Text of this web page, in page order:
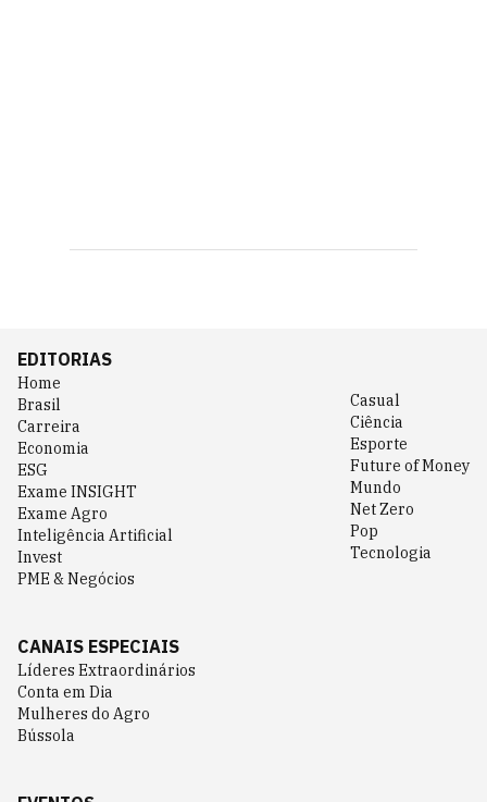
EDITORIAS
Home
Brasil
Carreira
Economia
ESG
Exame INSIGHT
Exame Agro
Inteligência Artificial
Invest
PME & Negócios
Casual
Ciência
Esporte
Future of Money
Mundo
Net Zero
Pop
Tecnologia
CANAIS ESPECIAIS
Líderes Extraordinários
Conta em Dia
Mulheres do Agro
Bússola